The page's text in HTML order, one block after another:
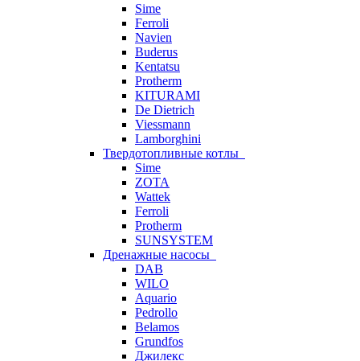
Sime
Ferroli
Navien
Buderus
Kentatsu
Protherm
KITURAMI
De Dietrich
Viessmann
Lamborghini
Твердотопливные котлы
Sime
ZOTA
Wattek
Ferroli
Protherm
SUNSYSTEM
Дренажные насосы
DAB
WILO
Aquario
Pedrollo
Belamos
Grundfos
Джилекс